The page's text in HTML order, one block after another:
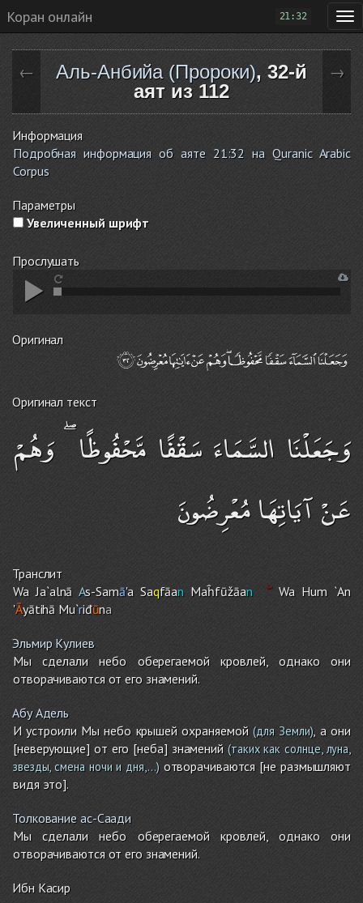
Коран онлайн 21:32
← Аль-Анбийа (Пророки), 32-й
аят из 112
→
Информация
Подробная информация об аяте 21:32 на Quranic Arabic
Corpus
Параметры
Увеличенный шрифт
Прослушать
Оригинал
Оригинал текст
وَجَعَلْنَا السَّمَاءَ سَقْفًا مَّحْفُوظًا ۖ وَهُمْ
عَنْ آيَاتِهَا مُعْرِضُونَ
Транслит
Wa Ja`alnā As-Samā'a Saqfāan Maĥfūžāan Wa Hum`An
'Āyātihā Mu`riđūna
Эльмир Кулиев
Мы сделали небо оберегаемой кровлей, однако они
отворачиваются от его знамений.
Абу Адель
И устроили Мы небо крышей охраняемой(для Земли), а они
[неверующие] от его [неба] знамений (таких как солнце, луна,
звезды, смена ночи и дня,...)отворачиваются [не размышляют
видя это].
Толкование ас-Саади
Мы сделали небо оберегаемой кровлей, однако они
отворачиваются от его знамений.
Ибн Касир